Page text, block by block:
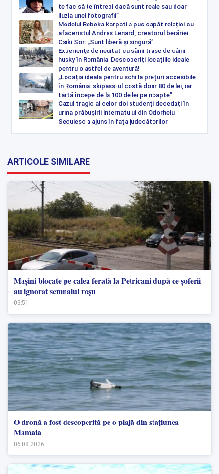
te fac să te întrebi dacă sunt reale sau doar
iluzia unei fotografii”
Modelul Rebeka Karpati a pus capăt relației cu
afaceristul Andras Lenard, creatorul berăriei
Csiki Sor: „Sunt liberă și singură”
Experiențe de neuitat cu sănii trase de câini
husky în România: Descoperiți locațiile ideale
pentru o astfel de aventură!
„Locația ideală pentru schi la prețuri accesibile
în România: skipass-ul costă doar 80 de lei, iar
tartă începe de la 100 de lei pe noapte”
Cazul tragic al celor doi studenți decedați în
urma prăbușirii internatului din Odorheiu
Secuiesc a ajuns în fața judecătorilor
ARTICOLE SIMILARE
Mașini blocate pe calea ferată la Petricani după ce șoferii
au ignorat semnalul roșu
03:51
O dronă a fost descoperită pe o plajă din stațiunea
Mamaia
06.08.2026